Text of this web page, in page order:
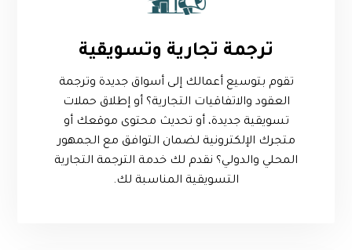
ترجمة تجارية وتسويقية
تقوم بتوسيع أعمالك إلى أسواق جديدة وترجمة
العقود والاتفاقيات التجارية؟ أو إطلاق حملات
تسويقية جديدة، أو تحديث محتوى موقعك أو
متجرك الإلكترونية لضمان التوافق مع الجمهور
المحلي والدولي؟ نقدم لك خدمة الترجمة التجارية
التسويقية المناسبة لك.